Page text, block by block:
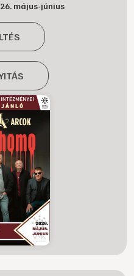
május-június